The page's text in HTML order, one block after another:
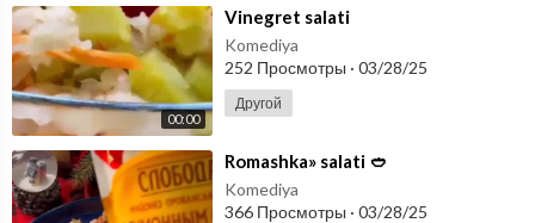
00:00
⁣Vinegret salati
Komediya
252 Просмотры · 03/28/25
Другой
⁣Romashka» salati 🥙
Komediya
366 Просмотры · 03/28/25